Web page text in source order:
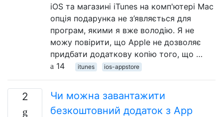
iOS та магазині iTunes на комп'ютері Mac
опція подарунка не з’являється для
програм, якими я вже володію. Я не
можу повірити, що Apple не дозволяє
придбати додаткову копію того, що …
14
itunes ios-appstore
2
Чи можна завантажити
безкоштовний додаток з App